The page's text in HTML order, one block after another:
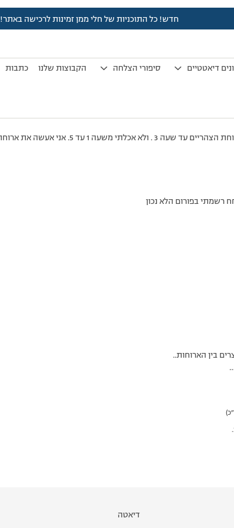
חדש! כל התוכניות של חלי ממן זמינות לרכישה באתר!
דיאטטיים סיפורי הצלחה הקבוצות שלנו כתבות
אני אעשה את ארוחת צהריים ב5 או לעבור לארוחה הבאה?
רשמתי בפורום הלא נכון
בין הארוחות..
דיאטה